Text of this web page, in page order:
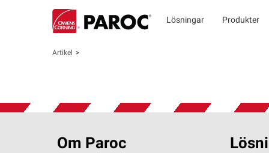
Lösningar Produkter
Artikel
Om Paroc